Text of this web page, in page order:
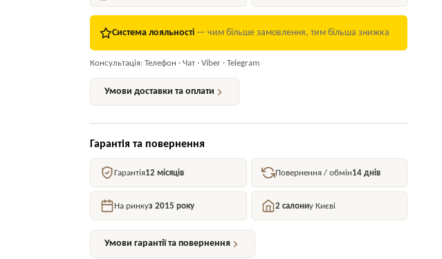
Система лояльності — чим більше замовлення, тим більша знижка
Консультація: Телефон · Чат · Viber · Telegram
Умови доставки та оплати
Гарантія та повернення
Гарантія12 місяців Повернення / обмін14 днів
На ринкуз 2015 року 2 салониу Києві
Умови гарантії та повернення